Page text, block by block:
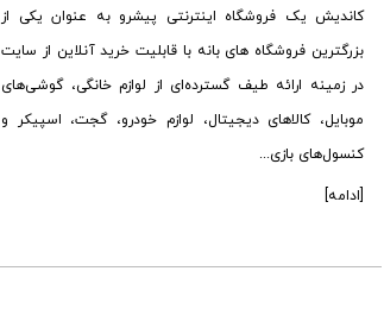
کاندیش یک فروشگاه اینترنتی پیشرو به عنوان یکی از
بزرگترین فروشگاه های بانه با قابلیت خرید آنلاین از سایت
در زمینه ارائه طیف گسترده‌ای از لوازم خانگی، گوشی‌های
موبایل، کالاهای دیجیتال، لوازم خودرو، گجت، اسپیکر و
کنسول‌های بازی...
[ادامه]